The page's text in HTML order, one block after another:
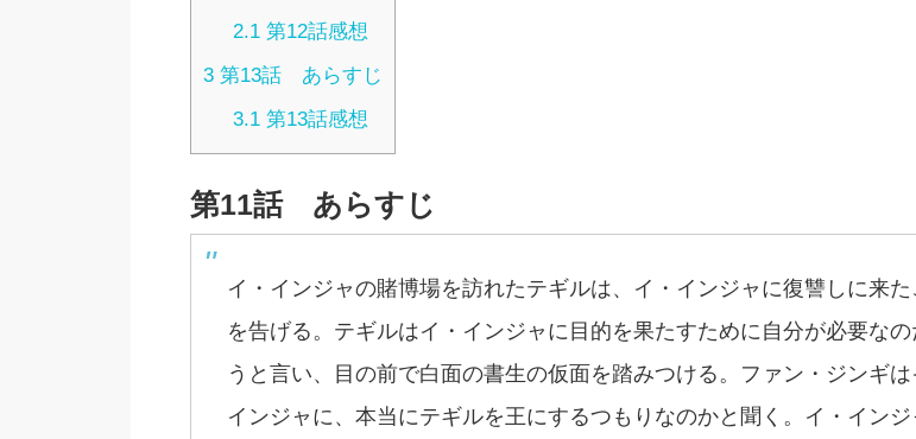
2.1 第12話感想
3第13話 あらすじ
3.1 第13話感想
第11話 あらすじ
イ・インジャの賭博場を訪れたテギルは、イ・インジャに復讐しに来た
を告げる。テギルはイ・インジャに目的を果たすために自分が必要なの
うと言い、目の前で白面の書生の仮面を踏みつける。ファン・ジンギは
インジャに、本当にテギルを王にするつもりなのかと聞く。イ・インジ